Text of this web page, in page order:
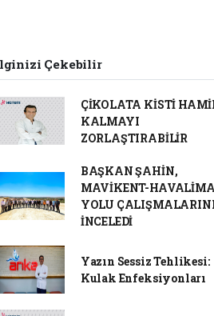
Çekebilir
ÇİKOLATA KİSTİ
KALMAYI
ZORLAŞTIRABİLİR
BAŞKAN ŞAHİN,
MAVİKENT-
YOLU
İNCELEDİ
Yazın Sessiz Tehlikesi:
Kulak Enfeksiyonları